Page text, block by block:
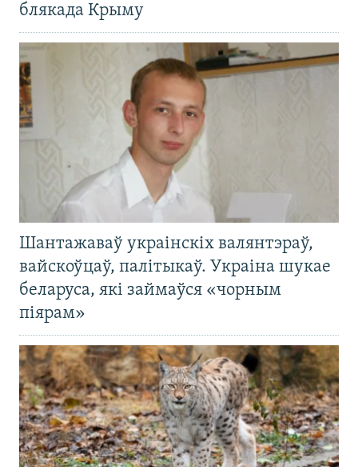
блякада Крыму
Шантажаваў украінскіх валянтэраў,
вайскоўцаў, палітыкаў. Украіна шукае
беларуса, які займаўся «чорным
піярам»